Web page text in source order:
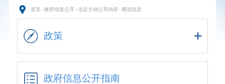
首页 - 政府信息公开 - 法定主动公开内容 - 规划信息
政策
政府信息公开指南